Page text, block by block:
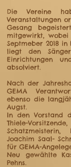
Die Vereine
Veranstaltungen
Gesang
mitgewirkt, wobei
Septmeber 2018
liegt den
Einrichtungen
absolviert.
Nach der
GEMA
ebenso die
Augst.
In den Vorstand
Thiele-
Schatzmeisterin,
Joachim Saal-
für GEMA-
Neu gewählte
Pehns.